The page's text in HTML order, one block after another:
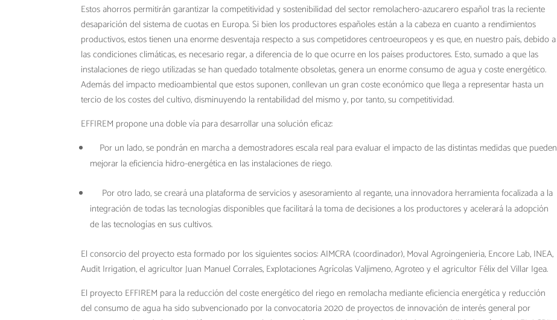
Estos ahorros permitirán garantizar la competitividad y sostenibilidad del sector remolachero-azucarero español tras la reciente
desaparición del sistema de cuotas en Europa. Si bien los productores españoles están a la cabeza en cuanto a rendimientos
productivos, estos tienen una enorme desventaja respecto a sus competidores centroeuropeos y es que, en nuestro país, debido a
las condiciones climáticas, es necesario regar, a diferencia de lo que ocurre en los países productores. Esto, sumado a que las
instalaciones de riego utilizadas se han quedado totalmente obsoletas, genera un enorme consumo de agua y coste energético.
Además del impacto medioambiental que estos suponen, conllevan un gran coste económico que llega a representar hasta un
tercio de los costes del cultivo, disminuyendo la rentabilidad del mismo y, por tanto, su competitividad.
EFFIREM propone una doble vía para desarrollar una solución eficaz:
Por un lado, se pondrán en marcha a demostradores escala real para evaluar el impacto de las distintas medidas que pueden
mejorar la eficiencia hidro-energética en las instalaciones de riego.
Por otro lado, se creará una plataforma de servicios y asesoramiento al regante, una innovadora herramienta focalizada a la
integración de todas las tecnologías disponibles que facilitará la toma de decisiones a los productores y acelerará la adopción
de las tecnologías en sus cultivos.
El consorcio del proyecto esta formado por los siguientes socios: AIMCRA (coordinador), Moval Agroingenieria, Encore Lab, INEA,
Audit Irrigation, el agricultor Juan Manuel Corrales, Explotaciones Agrícolas Valjimeno, Agroteo y el agricultor Félix del Villar Igea.
El proyecto EFFIREM para la reducción del coste energético del riego en remolacha mediante eficiencia energética y reducción
del consumo de agua ha sido subvencionado por la convocatoria 2020 de proyectos de innovación de interés general por